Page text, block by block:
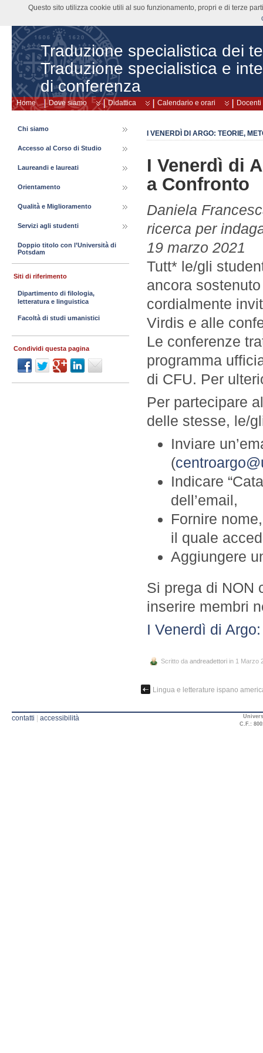
Traduzione specialistica dei
Traduzione specialistica e
di conferenza
Home Dove siamo Didattica Calendario e orari Docenti
I VENERDÌ DI ARGO: TEORIE,
I Venerdì di
a Confronto
Daniela
ricerca per
19 marzo 2021
Tutt* le/gli
ancora
cordialmente
Virdis e alle
Le conferenze
programma
di CFU. Per
Per partecipare
delle stesse, le/
Inviare
(
Indicare
dell’email,
Fornire
il quale
Aggiungere
Si prega di NON
inserire membri
I Venerdì di
Scritto da andreadettori in 1 Marzo
Lingua e letterature ispano
Chi siamo
Accesso al Corso di Studio
Laureandi e laureati
Orientamento
Qualità e Miglioramento
Servizi agli studenti
Doppio titolo con l’Università di
Potsdam
Siti di riferimento
Dipartimento di filologia,
letteratura e linguistica
Facoltà di studi umanistici
Condividi questa pagina
contatti accessibilità
C.F.:
Questo sito utilizza cookie utili al suo funzionamento, propri e di terze